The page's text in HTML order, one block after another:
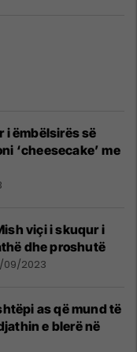
i ëmbëlsirës së
‘cheesecake’ me
viçi i skuqur i
dhe proshutë
09/2023
as që mund të
e blerë në